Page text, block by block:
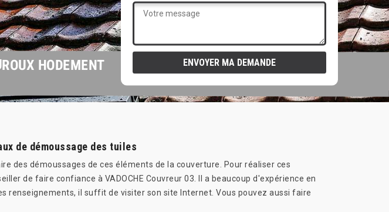
HODEMENT
de démoussage des tuiles
des démoussages de ces éléments de la couverture. Pour réaliser ces
de faire confiance à VADOCHE Couvreur 03. Il a beaucoup d'expérience en
renseignements, il suffit de visiter son site Internet. Vous pouvez aussi faire